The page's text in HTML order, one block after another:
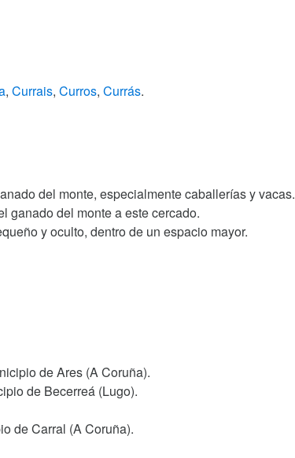
, Currais, Curros, Currás.
del monte, especialmente caballerías y vacas.
ganado del monte a este cercado.
y oculto, dentro de un espacio mayor.
de Ares (A Coruña).
de Becerreá (Lugo).
de Carral (A Coruña).